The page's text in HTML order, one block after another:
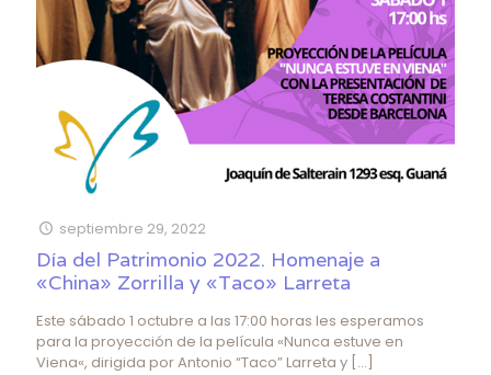
septiembre 29, 2022
Día del Patrimonio 2022. Homenaje a
«China» Zorrilla y «Taco» Larreta
Este sábado 1 octubre a las 17:00 horas les esperamos
para la proyección de la película «Nunca estuve en
Viena«, dirigida por Antonio “Taco” Larreta y […]